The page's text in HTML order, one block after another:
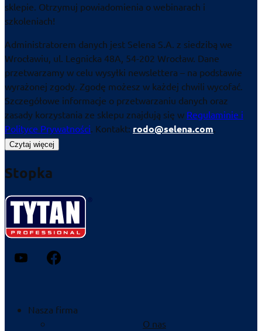
sklepie. Otrzymuj powiadomienia o webinarach i
szkoleniach!
Administratorem danych jest Selena S.A. z siedzibą we
Wrocławiu, ul. Legnicka 48A, 54-202 Wrocław. Dane
przetwarzamy w celu wysyłki newslettera – na podstawie
wyrażonej zgody. Zgodę możesz w każdej chwili wycofać.
Szczegółowe informacje o przetwarzaniu danych oraz
zasady korzystania ze sklepu znajdują się w Regulaminie i
Polityce Prywatności. Kontakt: rodo@selena.com.
Czytaj więcej
Stopka
Nasza firma
O nas